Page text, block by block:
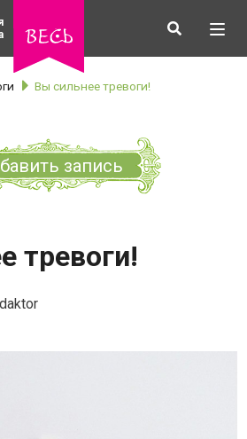
Искать
Вы сильнее тревоги!
запись
тревоги!